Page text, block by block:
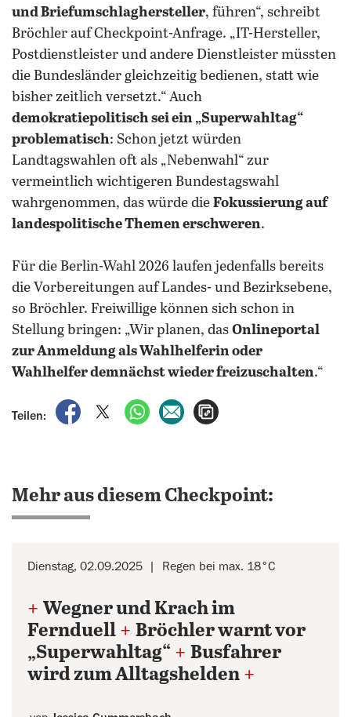
und Briefumschlaghersteller, führen“, schreibt
Bröchler auf Checkpoint-Anfrage. „IT-Hersteller,
Postdienstleister und andere Dienstleister müssten
die Bundesländer gleichzeitig bedienen, statt wie
bisher zeitlich versetzt.“ Auch
demokratiepolitisch sei ein „Superwahltag“
problematisch: Schon jetzt würden
Landtagswahlen oft als „Nebenwahl“ zur
vermeintlich wichtigeren Bundestagswahl
wahrgenommen, das würde die Fokussierung auf
landespolitische Themen erschweren.
Für die Berlin-Wahl 2026 laufen jedenfalls bereits
die Vorbereitungen auf Landes- und Bezirksebene,
so Bröchler. Freiwillige können sich schon in
Stellung bringen: „Wir planen, das Onlineportal
zur Anmeldung als Wahlhelferin oder
Wahlhelfer demnächst wieder freizuschalten.“
Teilen:
auf Facebook teilen
auf X teilenper WhatsApp teilen
per E-Mail teilen
Mehr aus diesem Checkpoint:
Dienstag, 02.09.2025 Regen bei max. 18°C
+ Wegner und Krach im
Fernduell + Bröchler warnt vor
„Superwahltag“ + Busfahrer
wird zum Alltagshelden +